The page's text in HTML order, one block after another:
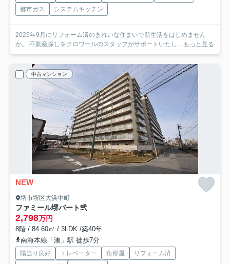
都市ガス
システムキッチン
2025年9月にリフォーム済のきれいな住まいで新生活をはじめません
か。 不動産探しをクロワールのスタッフがサポートいたし... もっと見る
中古マンション
NEW
堺市堺区大浜中町
ファミール堺パート弐
2,798万円
8階 / 84.60㎡ / 3LDK /築40年
南海本線「湊」駅 徒歩7分
陽当り良好 エレベーター 角部屋
リフォーム済